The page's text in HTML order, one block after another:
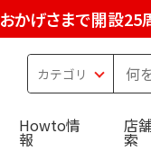
おかげさまで開設25
Howto情
報
店
索